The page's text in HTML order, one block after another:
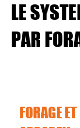
LE
PAR
FORAGE